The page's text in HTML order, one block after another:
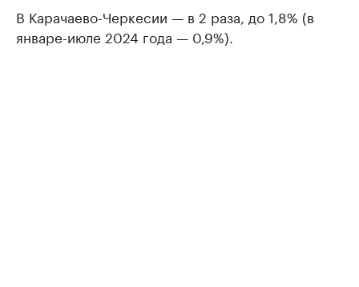
В Карачаево-Черкесии — в 2 раза, до 1,8% (в
январе-июле 2024 года — 0,9%).